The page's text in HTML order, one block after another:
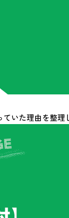
ていた理由を整理